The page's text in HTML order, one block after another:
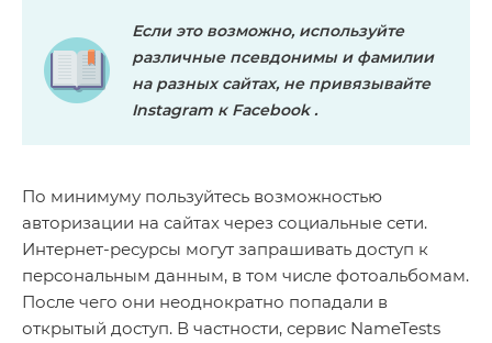
Если это возможно, используйте
различные псевдонимы и фамилии
на разных сайтах, не привязывайте
Instagram к Facebook .
По минимуму пользуйтесь возможностью
авторизации на сайтах через социальные сети.
Интернет-ресурсы могут запрашивать доступ к
персональным данным, в том числе фотоальбомам.
После чего они неоднократно попадали в
открытый доступ. В частности, сервис NameTests